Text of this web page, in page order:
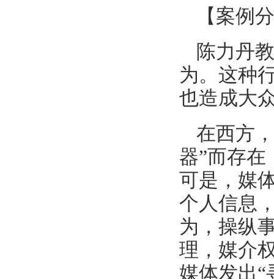
【 案例
陈力丹
为。这种
也造成大
在西方
器”而存
可是，媒
个人信息
为，操纵
理，媒介
媒体发出